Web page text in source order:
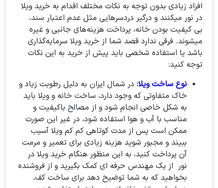
افراد زیادی بدون توجه به نکات مختلف اقدام به خرید ویلا
در نور میکنند و درگیر دردسرهایی مثل عدم اعتبار سند،
بی کیفیت بودن خانه، پرداخت هزینه‌های جانبی و غیره
میشوند. فرقی ندارد قصد شما از خرید ویلا سرمایه‌گذاری
باشد یا استفاده شخصی باید پیش از خرید به این نکات
توجه کنید:
نوع ساخت ویلا: در شمال ایران به دلیل رطوبت زیاد و
خاک متفاوتی که وجود دارد، ساخت خانه و ویلا باید
به شکل خاصی انجام شود و از مصالح باکیفیت و
مناسب با آب و هوا استفاده شود، در غیر این‌ صورت
ممکن است پس از مدت کوتاهی کم کم ویلا آسیب
ببیند و مجبور شوید هزینه زیادی برای تعمیر و مرمت
آن پرداخت کنید، به این منظور هنگام خرید ویلا در
نور از یک مهندس حرفه ای کمک بگیرید و از فروشنده
بخواهید که به شما توضیح دهد برای ساخت کف،